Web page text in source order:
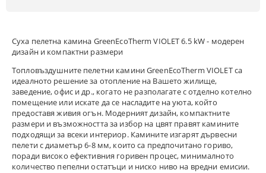
Суха пелетна камина GreenEcoTherm VIOLET 6.5 kW - модерен
дизайн и компактни размери
Топловъздушните пелетни камини GreenEcoTherm VIOLET са
идеалното решение за отопление на Вашето жилище,
заведение, офис и др., когато не разполагате с отделно котелно
помещение или искате да се насладите на уюта, който
предоставя живия огън. Модерният дизайн, компактните
размери и възможността за избор на цвят правят камините
подходящи за всеки интериор. Камините изгарят дървесни
пелети с диаметър 6-8 мм, които са предпочитано гориво,
поради високо ефективния горивен процес, минималното
количество пепелни остатъци и ниско ниво на вредни емисии.